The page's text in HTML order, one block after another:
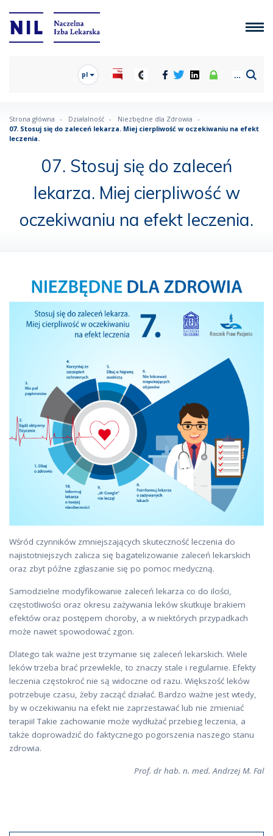
pl
Strona główna Działalność
Niezbędne dla Zdrowia
07. Stosuj się do zaleceń lekarza. Miej cierpliwość w oczekiwaniu na efekt
leczenia.
07. Stosuj się do zaleceń
lekarza. Miej cierpliwość w
oczekiwaniu na efekt leczenia.
Wśród czynników zmniejszających skuteczność leczenia do
najistotniejszych zalicza się bagatelizowanie zaleceń lekarskich
oraz zbyt późne zgłaszanie się po pomoc medyczną.
Samodzielne modyfikowanie zaleceń lekarza co do ilości,
częstotliwości oraz okresu zażywania leków skutkuje brakiem
efektów oraz postępem choroby, a w niektórych przypadkach
może nawet spowodować zgon.
Dlatego tak ważne jest trzymanie się zaleceń lekarskich. Wiele
leków trzeba brać przewlekle, to znaczy stale i regularnie. Efekty
leczenia częstokroć nie są widoczne od razu. Większość leków
potrzebuje czasu, żeby zacząć działać. Bardzo ważne jest wtedy,
by w oczekiwaniu na efekt nie zaprzestawać lub nie zmieniać
terapii! Takie zachowanie może wydłużać przebieg leczenia, a
także doprowadzić do faktycznego pogorszenia naszego stanu
zdrowia.
Prof. dr hab. n. med. Andrzej M. Fal